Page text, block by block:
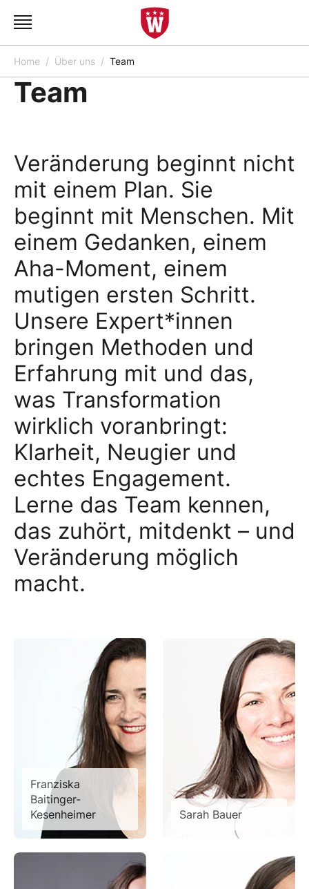
Home Über uns Team
Team
Veränderung beginnt nicht
mit einem Plan. Sie
beginnt mit Menschen. Mit
einem Gedanken, einem
Aha-Moment, einem
mutigen ersten Schritt.
Unsere Expert*innen
bringen Methoden und
Erfahrung mit und das,
was Transformation
wirklich voranbringt:
Klarheit, Neugier und
echtes Engagement.
Lerne das Team kennen,
das zuhört, mitdenkt – und
Veränderung möglich
macht.
Franziska
Baitinger-
Kesenheimer
Sarah Bauer